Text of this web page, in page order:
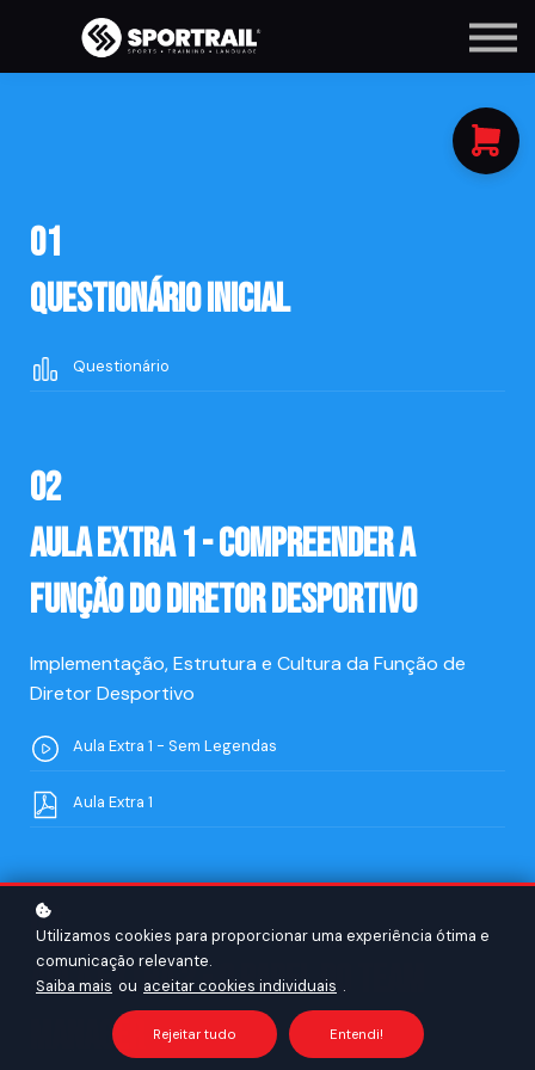
Contact Us
About us
01
Questionário Inicial
Questionário
02
Aula Extra 1 - Compreender a
Função do Diretor Desportivo
Implementação, Estrutura e Cultura da Função de
Diretor Desportivo
Aula Extra 1 - Sem Legendas
Aula Extra 1
03
Aula Extra 2 - O Papel do Team
Manager
Utilizamos cookies para proporcionar uma experiência ótima e
comunicação relevante.
Saiba mais ou aceitar cookies individuais .
Rejeitar tudo Entendi!